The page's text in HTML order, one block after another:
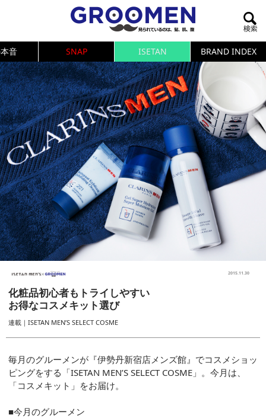
音 SNAP ISETAN BRAND INDEX
2015.11.30
化粧品初心者もトライしやすい
お得なコスメキット選び
連載｜ISETAN MEN’S SELECT COSME
毎月のグルーメンが『伊勢丹新宿店メンズ館』でコスメショッ
ピングをする「ISETAN MEN’S SELECT COSME」。今月は、
「コスメキット」をお届け。
■今月のグルーメン